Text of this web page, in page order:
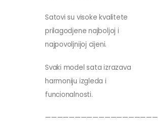
Satovi su visoke kvalitete
prilagodjene najboljoj i
najpovoljnijoj cijeni.
Svaki model sata izrazava
harmoniju izgleda i
funcionalnosti.